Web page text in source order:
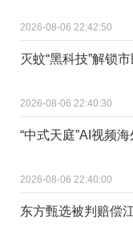
2026-08-06 22:42:50
灭蚊“黑科技”解锁
2026-08-06 22:40:30
“中式天庭”AI视频
2026-08-06 22:40:00
东方甄选被判赔偿